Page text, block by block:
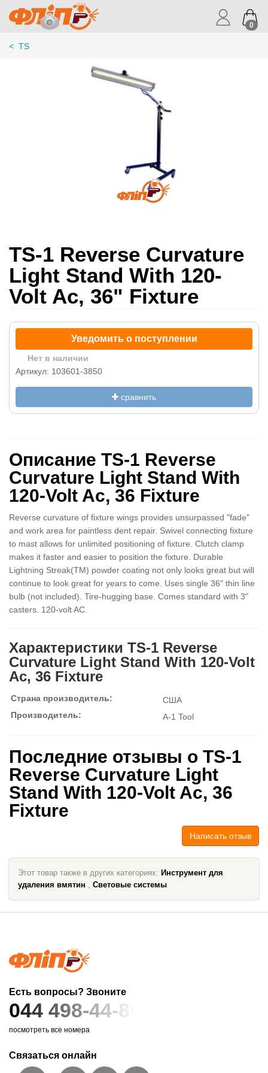
0
< TS
TS-1 Reverse Curvature
Light Stand With 120-
Volt Ac, 36" Fixture
Уведомить о поступлении
Нет в наличии
Артикул: 103601-3850
сравнить
Описание TS-1 Reverse
Curvature Light Stand With
120-Volt Ac, 36 Fixture
Reverse curvature of fixture wings provides unsurpassed "fade"
and work area for paintless dent repair. Swivel connecting fixture
to mast allows for unlimited positioning of fixture. Clutch clamp
makes it faster and easier to position the fixture. Durable
Lightning Streak(TM) powder coating not only looks great but will
continue to look great for years to come. Uses single 36" thin line
bulb (not included). Tire-hugging base. Comes standard with 3"
casters. 120-volt AC.
Характеристики TS-1 Reverse
Curvature Light Stand With 120-Volt
Ac, 36 Fixture
Страна производитель:
США
Производитель:
A-1 Tool
Последние отзывы о TS-1
Reverse Curvature Light
Stand With 120-Volt Ac, 36
Fixture
Написать отзыв
Этот товар также в других категориях: Инструмент для
удаления вмятин , Световые системы
Есть вопросы? Звоните
044 498-44-89
посмотреть все номера
Связаться онлайн